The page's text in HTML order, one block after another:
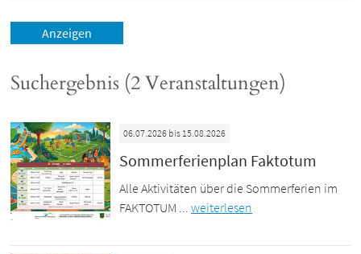
Suchergebnis (2 Veranstaltungen)
06.07.2026 bis 15.08.2026
Sommerferienplan Faktotum
Alle Aktivitäten über die Sommerferien im
FAKTOTUM ...weiterlesen